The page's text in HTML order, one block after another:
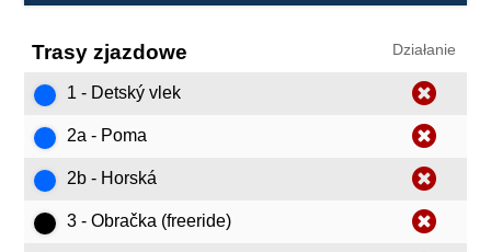
Trasy zjazdowe Działanie
1 - Detský vlek
2a - Poma
2b - Horská
3 - Obračka (freeride)